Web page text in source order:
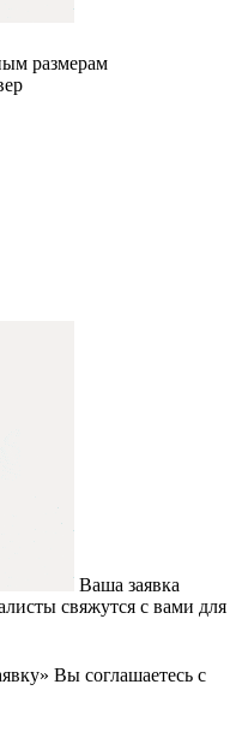
размерам
Ваша заявка
свяжутся с вами для
Вы соглашаетесь с